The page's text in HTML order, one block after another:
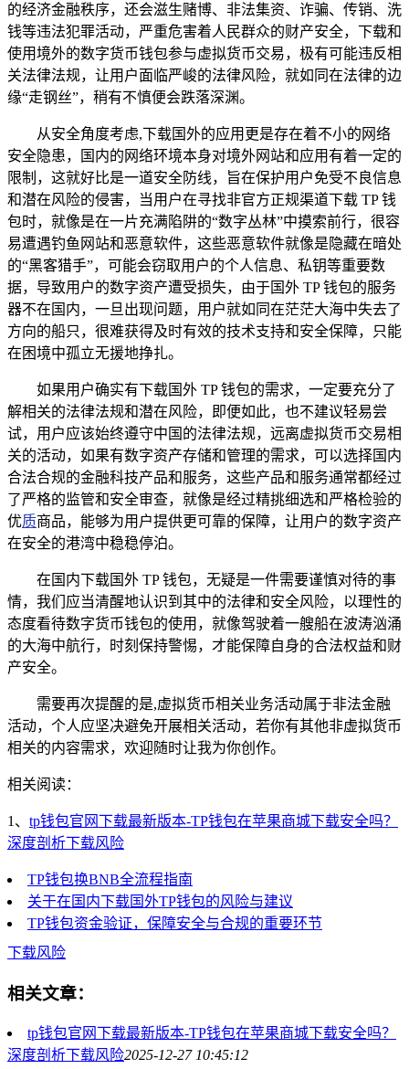
的经济金融秩序，还会滋生赌博、非法集资、诈骗、传销、洗
钱等违法犯罪活动，严重危害着人民群众的财产安全，下载和
使用境外的数字货币钱包参与虚拟货币交易，极有可能违反相
关法律法规，让用户面临严峻的法律风险，就如同在法律的边
缘“走钢丝”，稍有不慎便会跌落深渊。
从安全角度考虑,下载国外的应用更是存在着不小的网络
安全隐患，国内的网络环境本身对境外网站和应用有着一定的
限制，这就好比是一道安全防线，旨在保护用户免受不良信息
和潜在风险的侵害，当用户在寻找非官方正规渠道下载 TP 钱
包时，就像是在一片充满陷阱的“数字丛林”中摸索前行，很容
易遭遇钓鱼网站和恶意软件，这些恶意软件就像是隐藏在暗处
的“黑客猎手”，可能会窃取用户的个人信息、私钥等重要数
据，导致用户的数字资产遭受损失，由于国外 TP 钱包的服务
器不在国内，一旦出现问题，用户就如同在茫茫大海中失去了
方向的船只，很难获得及时有效的技术支持和安全保障，只能
在困境中孤立无援地挣扎。
如果用户确实有下载国外 TP 钱包的需求，一定要充分了
解相关的法律法规和潜在风险，即便如此，也不建议轻易尝
试，用户应该始终遵守中国的法律法规，远离虚拟货币交易相
关的活动，如果有数字资产存储和管理的需求，可以选择国内
合法合规的金融科技产品和服务，这些产品和服务通常都经过
了严格的监管和安全审查，就像是经过精挑细选和严格检验的
优质商品，能够为用户提供更可靠的保障，让用户的数字资产
在安全的港湾中稳稳停泊。
在国内下载国外 TP 钱包，无疑是一件需要谨慎对待的事
情，我们应当清醒地认识到其中的法律和安全风险，以理性的
态度看待数字货币钱包的使用，就像驾驶着一艘船在波涛汹涌
的大海中航行，时刻保持警惕，才能保障自身的合法权益和财
产安全。
需要再次提醒的是,虚拟货币相关业务活动属于非法金融
活动，个人应坚决避免开展相关活动，若你有其他非虚拟货币
相关的内容需求，欢迎随时让我为你创作。
相关阅读：
1、 tp钱包官网下载最新版本-TP钱包在苹果商城下载安全吗？
深度剖析下载风险
TP钱包换BNB全流程指南
关于在国内下载国外TP钱包的风险与建议
TP钱包资金验证，保障安全与合规的重要环节
下载风险
相关文章：
tp钱包官网下载最新版本-TP钱包在苹果商城下载安全吗？
深度剖析下载风险2025-12-27 10:45:12